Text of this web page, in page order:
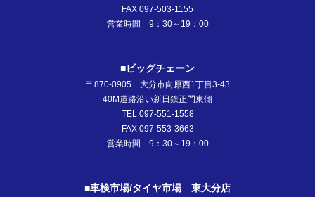
FAX 097-503-1155
営業時間 9：30～19：00
■ビッグチェーン
〒870-0905 大分市向原西1丁目3-43
40M道路沿い新日鉄正門東側
TEL 097-551-1558
FAX 097-553-3663
営業時間 9：30～19：00
■車検市場/タイヤ市場 東大分店